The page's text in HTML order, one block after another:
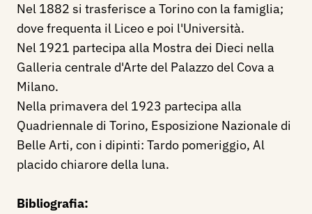
Nel 1882 si trasferisce a Torino con la famiglia;
dove frequenta il Liceo e poi l'Università.
Nel 1921 partecipa alla Mostra dei Dieci nella
Galleria centrale d'Arte del Palazzo del Cova a
Milano.
Nella primavera del 1923 partecipa alla
Quadriennale di Torino, Esposizione Nazionale di
Belle Arti, con i dipinti: Tardo pomeriggio, Al
placido chiarore della luna.
Bibliografia: